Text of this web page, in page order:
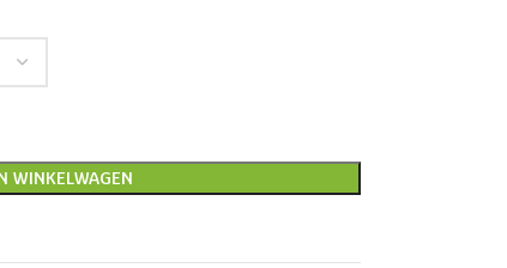
WINKELWAGEN